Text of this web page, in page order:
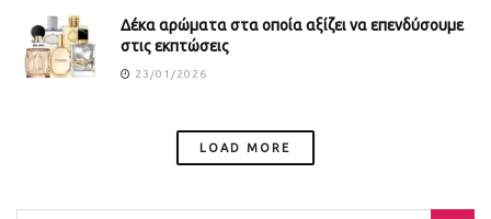
Δέκα αρώματα στα οποία αξίζει να επενδύσουμε
στις εκπτώσεις
23/01/2026
LOAD MORE